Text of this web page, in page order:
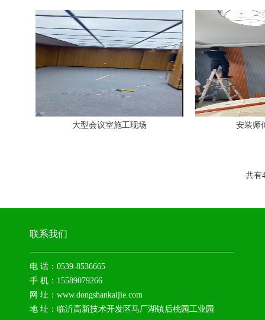
大型会议室施工现场 安装师
共有
联系我们
电 话：0539-8536665
手 机：15589079266
网 址：www.dongshankaijie.com
地 址：临沂高新技术开发区马厂湖镇后桃园工业园